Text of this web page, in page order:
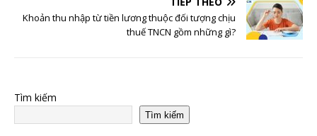
Khoản thu nhập từ tiền lương thuộc đối tượng chịu
thuế TNCN gồm những gì?
Tìm kiếm
Tìm kiếm